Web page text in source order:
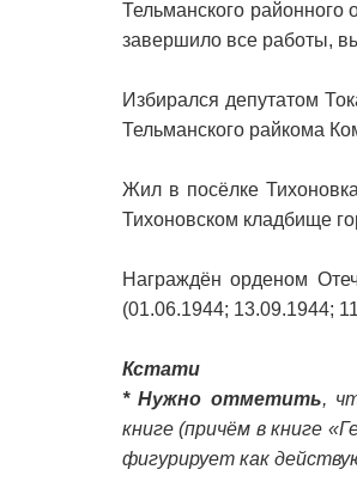
Тельманского районного
завершило все работы,
Избирался депутатом
Тельманского райкома
Жил в посёлке
Тихоновском кладбище
Награждён орденом
(01.06.1944; 13.09.1944;
Кстати
* Нужно отметить,
книге (причём в книге
фигурирует как